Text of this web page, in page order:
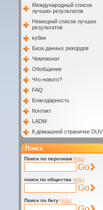
Международный список
лучших результатов
Немецкий список лучших
результатов
кубки
База данных рекордов
Чемпионат
Обобщение
Что нового?
FAQ
Благодарность
Контакт
LADM
К домашней страничке DUV
Поиск
Поиск по персонам (info)
поиск по общества (info)
Поиск по бегу (info)